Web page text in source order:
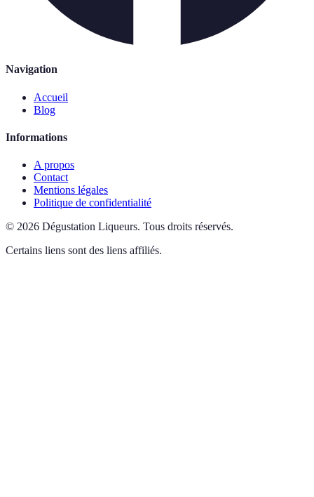
Navigation
Accueil
Blog
Informations
A propos
Contact
Mentions légales
Politique de confidentialité
© 2026 Dégustation Liqueurs. Tous droits réservés.
Certains liens sont des liens affiliés.